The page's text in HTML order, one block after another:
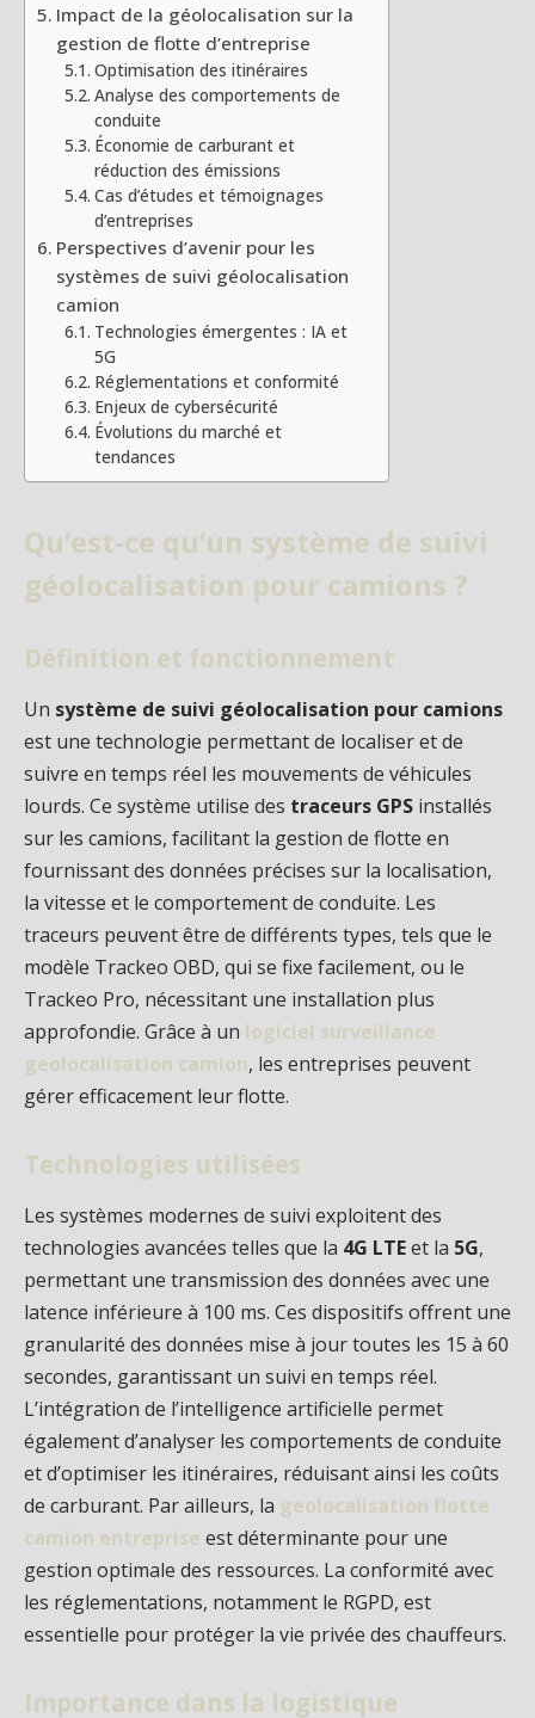
Impact de la géolocalisation sur la
gestion de flotte d’entreprise
Optimisation des itinéraires
Analyse des comportements de
conduite
Économie de carburant et
réduction des émissions
Cas d’études et témoignages
d’entreprises
Perspectives d’avenir pour les
systèmes de suivi géolocalisation
camion
Technologies émergentes : IA et
5G
Réglementations et conformité
Enjeux de cybersécurité
Évolutions du marché et
tendances
Qu’est-ce qu’un système de suivi
géolocalisation pour camions ?
Définition et fonctionnement
Un système de suivi géolocalisation pour camions
est une technologie permettant de localiser et de
suivre en temps réel les mouvements de véhicules
lourds. Ce système utilise des traceurs GPS installés
sur les camions, facilitant la gestion de flotte en
fournissant des données précises sur la localisation,
la vitesse et le comportement de conduite. Les
traceurs peuvent être de différents types, tels que le
modèle Trackeo OBD, qui se fixe facilement, ou le
Trackeo Pro, nécessitant une installation plus
approfondie. Grâce à un logiciel surveillance
geolocalisation camion, les entreprises peuvent
gérer efficacement leur flotte.
Technologies utilisées
Les systèmes modernes de suivi exploitent des
technologies avancées telles que la 4G LTEet la 5G,
permettant une transmission des données avec une
latence inférieure à 100 ms. Ces dispositifs offrent une
granularité des données mise à jour toutes les 15 à 60
secondes, garantissant un suivi en temps réel.
L’intégration de l’intelligence artificielle permet
également d’analyser les comportements de conduite
et d’optimiser les itinéraires, réduisant ainsi les coûts
de carburant. Par ailleurs, la geolocalisation flotte
camion entreprise est déterminante pour une
gestion optimale des ressources. La conformité avec
les réglementations, notamment le RGPD, est
essentielle pour protéger la vie privée des chauffeurs.
Importance dans la logistique